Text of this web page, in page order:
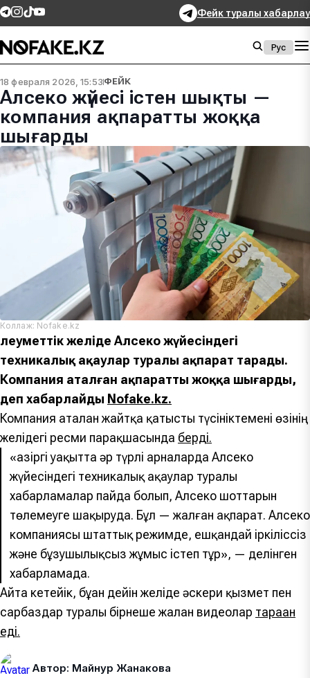
Фейк туралы хабарлау
Рус
18 февраля 2026, 15:53ФЕЙК
Алсеко жүйесі істен шықты —
компания ақпаратты жоққа
шығарды
Коллаж: Nofake.kz
Әлеуметтік желіде Алсеко жүйесіндегі
техникалық ақаулар туралы ақпарат тарады.
Компания аталған ақпаратты жоққа шығарды,
деп хабарлайды Nofake.kz.
Компания аталған жайтқа қатысты түсініктемені өзінің
желідегі ресми парақшасында берді.
«Қазіргі уақытта әр түрлі арналарда Алсеко
жүйесіндегі техникалық ақаулар туралы
хабарламалар пайда болып, Алсеко шоттарын
төлемеуге шақыруда. Бұл — жалған ақпарат. Алсеко
компаниясы штаттық режимде, ешқандай іркіліссіз
және бұзушылықсыз жұмыс істеп тұр», — делінген
хабарламада.
Айта кетейік, бұған дейін желіде әскери қызмет пен
сарбаздар туралы бірнеше жалған видеолар тараған
еді.
Автор: Майнур Жанакова